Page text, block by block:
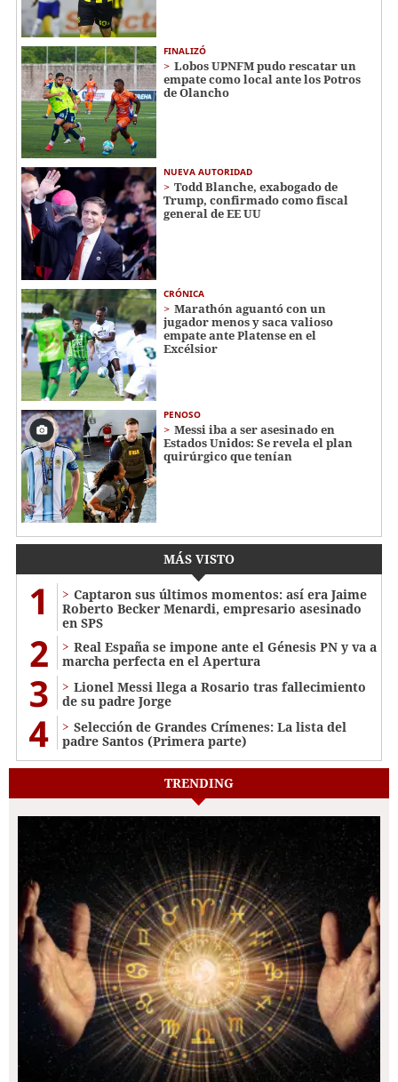
FINALIZÓ
Lobos UPNFM pudo rescatar un
empate como local ante los Potros
de Olancho
NUEVA AUTORIDAD
Todd Blanche, exabogado de
Trump, confirmado como fiscal
general de EE UU
CRÓNICA
Marathón aguantó con un
jugador menos y saca valioso
empate ante Platense en el
Excélsior
PENOSO
Messi iba a ser asesinado en
Estados Unidos: Se revela el plan
quirúrgico que tenían
MÁS VISTO
1
Captaron sus últimos momentos: así era Jaime
Roberto Becker Menardi​​​, empresario asesinado
en SPS
2
Real España se impone ante el Génesis PN y va a
marcha perfecta en el Apertura
3
Lionel Messi llega a Rosario tras fallecimiento
de su padre Jorge
4
Selección de Grandes Crímenes: La lista del
padre Santos (Primera parte)
TRENDING